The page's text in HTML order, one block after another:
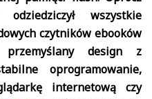
wszystkie
czytników ebooków
design z
oprogramowanie,
internetową czy